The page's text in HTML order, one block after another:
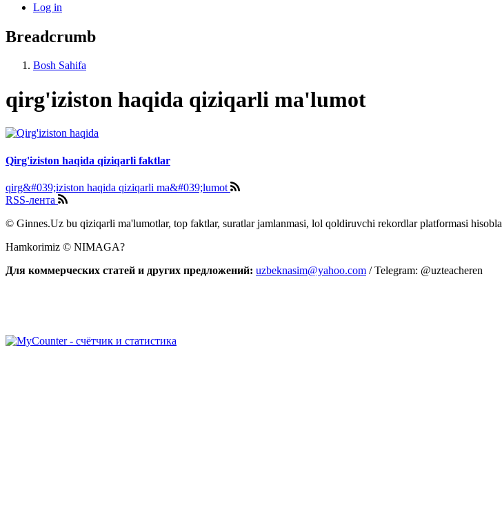
Log in
Breadcrumb
Bosh Sahifa
qirg'iziston haqida qiziqarli ma'lumot
Qirg'iziston haqida qiziqarli faktlar
qirg&#039;iziston haqida qiziqarli ma&#039;lumot
RSS-лента
© Ginnes.Uz bu qiziqarli ma'lumotlar, top faktlar, suratlar jamlanmasi, lol qoldiruvchi rekordlar platformasi
Hamkorimiz © NIMAGA?
Для коммерческих статей и других предложений: uzbeknasim@yahoo.com / Telegram: @uzteacheren